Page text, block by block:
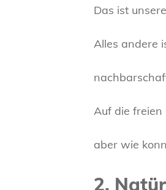
Das ist
Alles andere
Auf die freien
aber wie
2.